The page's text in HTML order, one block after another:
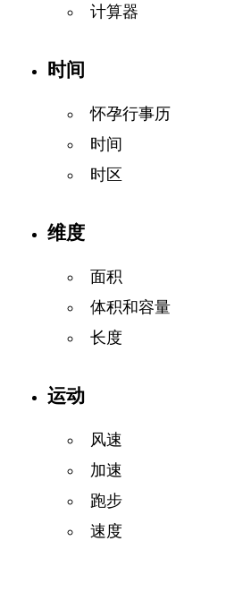
计算器
时间
怀孕行事历
时间
时区
维度
面积
体积和容量
长度
运动
风速
加速
跑步
速度